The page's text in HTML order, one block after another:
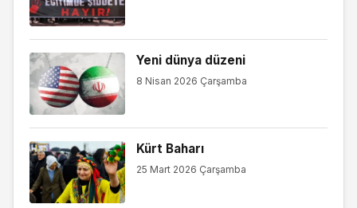
Yeni dünya düzeni
8 Nisan 2026 Çarşamba
Kürt Baharı
25 Mart 2026 Çarşamba